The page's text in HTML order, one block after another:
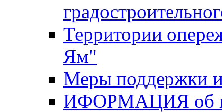
Территории
Ям"
Меры поддержки
ИФОРМАЦИЯ об